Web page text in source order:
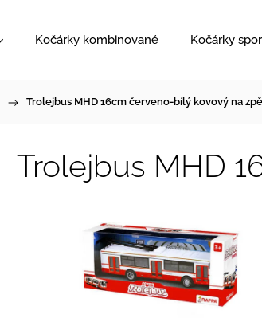
Kočárky kombinované Kočárky
/ Trolejbus MHD 16cm červeno-bílý kovový na
Trolejbus MHD